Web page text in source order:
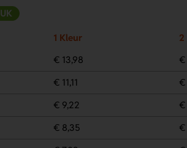
1 Kleur 2
€ 13,98 €
€ 11,11 €
€ 9,22 €
€ 8,35 €